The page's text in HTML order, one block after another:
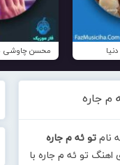
محسن چاوشی
م جاره
نام تو ئه م جاره
اهنگ تو ئه م جاره با